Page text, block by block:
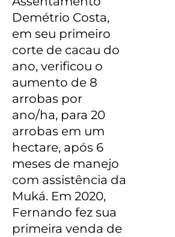
Demétrio Costa,
em seu primeiro
corte de cacau do
ano, verificou o
aumento de 8
arrobas por
ano/ha, para 20
arrobas em um
hectare, após 6
meses de manejo
com assistência da
Muká. Em 2020,
Fernando fez sua
primeira venda de